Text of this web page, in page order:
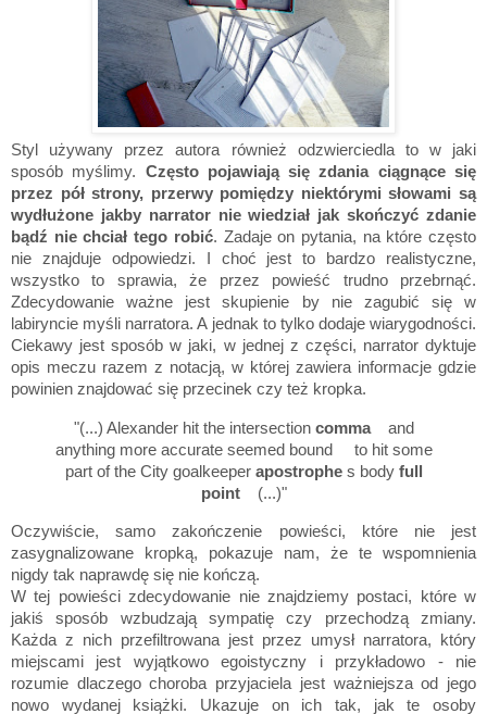
Styl używany przez autora również odzwierciedla to w jaki
sposób myślimy. Często pojawiają się zdania ciągnące się
przez pół strony, przerwy pomiędzy niektórymi słowami są
wydłużone jakby narrator nie wiedział jak skończyć zdanie
bądź nie chciał tego robić. Zadaje on pytania, na które często
nie znajduje odpowiedzi. I choć jest to bardzo realistyczne,
wszystko to sprawia, że przez powieść trudno przebrnąć.
Zdecydowanie ważne jest skupienie by nie zagubić się w
labiryncie myśli narratora. A jednak to tylko dodaje wiarygodności.
Ciekawy jest sposób w jaki, w jednej z części, narrator dyktuje
opis meczu razem z notacją, w której zawiera informacje gdzie
powinien znajdować się przecinek czy też kropka.
"(...) Alexander hit the intersection commaand
anything more accurate seemed bound to hit some
part of the City goalkeeper apostrophes body full
point(...)"
Oczywiście, samo zakończenie powieści, które nie jest
zasygnalizowane kropką, pokazuje nam, że te wspomnienia
nigdy tak naprawdę się nie kończą.
W tej powieści zdecydowanie nie znajdziemy postaci, które w
jakiś sposób wzbudzają sympatię czy przechodzą zmiany.
Każda z nich przefiltrowana jest przez umysł narratora, który
miejscami jest wyjątkowo egoistyczny i przykładowo - nie
rozumie dlaczego choroba przyjaciela jest ważniejsza od jego
nowo wydanej książki. Ukazuje on ich tak, jak te osoby